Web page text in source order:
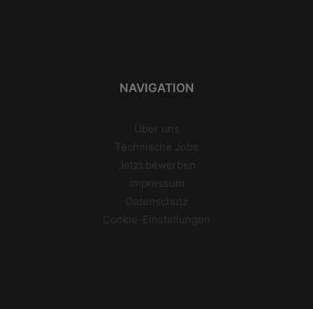
NAVIGATION
Über uns
Technische Jobs
Jetzt bewerben
Impressum
Datenschutz
Cookie-Einstellungen